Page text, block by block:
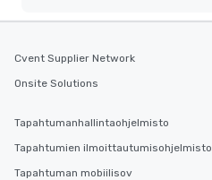
Cvent Supplier Network
Onsite Solutions
Tapahtumanhallintaohjelmisto
Tapahtumien ilmoittautumisohjelmisto
Tapahtuman mobiilisov